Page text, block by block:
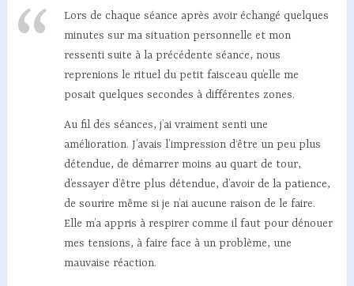
Lors de chaque séance après avoir échangé quelques
minutes sur ma situation personnelle et mon
ressenti suite à la précédente séance, nous
reprenions le rituel du petit faisceau qu’elle me
posait quelques secondes à différentes zones.
Au fil des séances, j’ai vraiment senti une
amélioration. J’avais l’impression d‘être un peu plus
détendue, de démarrer moins au quart de tour,
d’essayer d’être plus détendue, d’avoir de la patience,
de sourire même si je n’ai aucune raison de le faire.
Elle m’a appris à respirer comme il faut pour dénouer
mes tensions, à faire face à un problème, une
mauvaise réaction.